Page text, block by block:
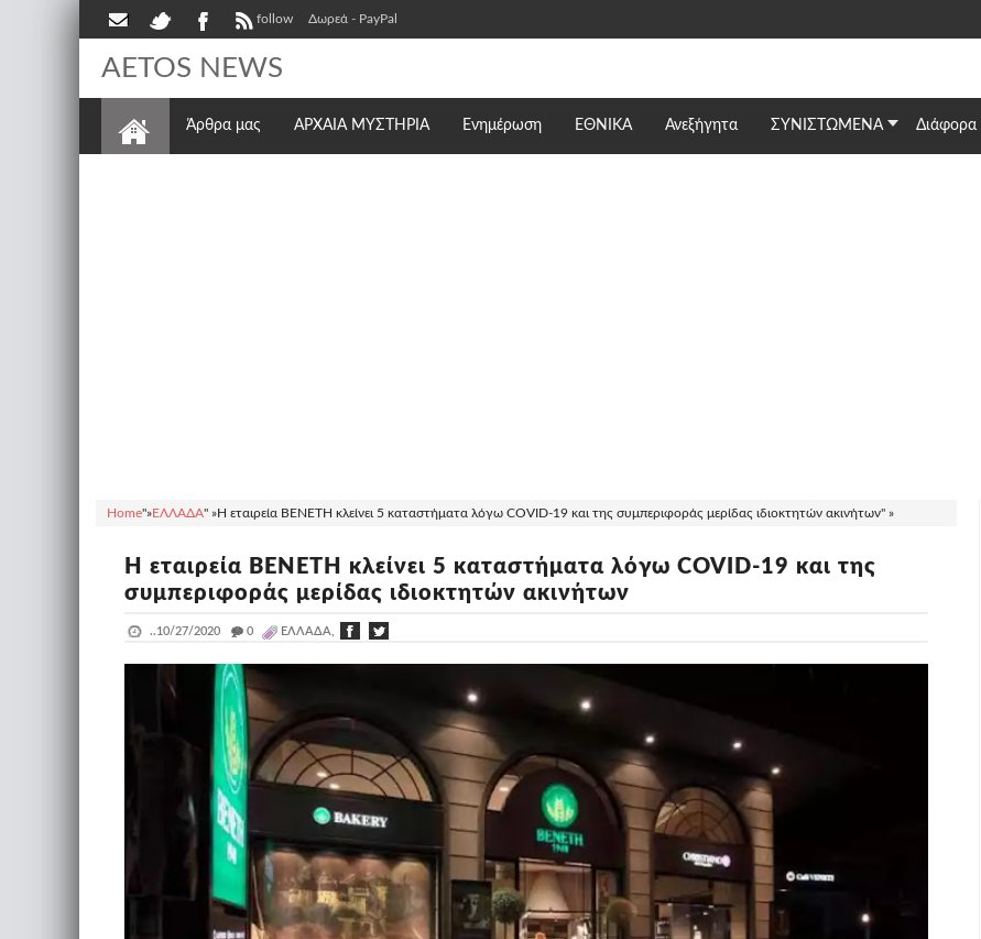
follow Δωρεά - PayPal
AETOS NEWS
Άρθρα μας ΑΡΧΑΙΑ ΜΥΣΤΗΡΙΑ Ενημέρωση ΕΘΝΙΚΆ Ανεξήγητα ΣΥΝΙΣΤΩΜΕΝΑ Διάφορα
Home"»ΕΛΛΑΔΑ" »H εταιρεία BENETH κλείνει 5 καταστήματα λόγω COVID-19 και της συμπεριφοράς μερίδας ιδιοκτητών ακινήτων" »
H εταιρεία BENETH κλείνει 5 καταστήματα λόγω COVID-19 και της
συμπεριφοράς μερίδας ιδιοκτητών ακινήτων
..10/27/2020 _ 0 ΕΛΛΑΔΑ,